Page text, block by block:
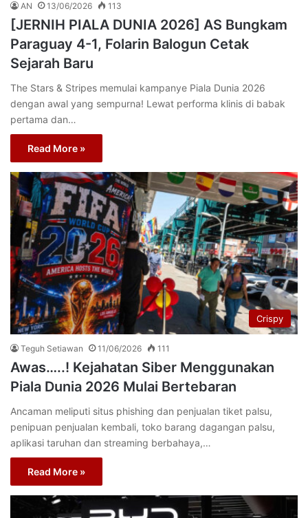
AN 13/06/2026 113
[JERNIH PIALA DUNIA 2026] AS Bungkam
Paraguay 4-1, Folarin Balogun Cetak
Sejarah Baru
The Stars & Stripes memulai kampanye Piala Dunia 2026
dengan awal yang sempurna! Lewat performa klinis di babak
pertama dan…
Read More »
Crispy
Teguh Setiawan 11/06/2026 111
Awas…..! Kejahatan Siber Menggunakan
Piala Dunia 2026 Mulai Bertebaran
Ancaman meliputi situs phishing dan penjualan tiket palsu,
penipuan penjualan kembali, toko barang dagangan palsu,
aplikasi taruhan dan streaming berbahaya,…
Read More »